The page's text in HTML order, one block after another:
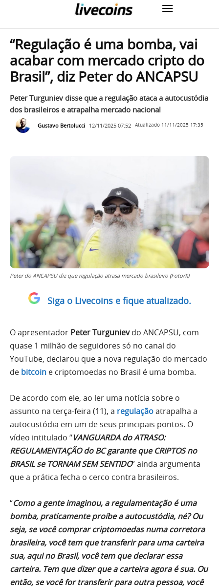
“Regulação é uma bomba, vai
acabar com mercado cripto do
Brasil”, diz Peter do ANCAPSU
Peter Turguniev disse que a regulação ataca a autocustódia
dos brasileiros e atrapalha mercado nacional
Gustavo Bertolucci 12/11/2025 07:52 Atualizado 11/11/2025 17:35
Peter do ANCAPSU diz que regulação atrasa mercado brasileiro (Foto/X)
Siga o Livecoins e fique atualizado.
O apresentador Peter Turgunievdo ANCAPSU, com
quase 1 milhão de seguidores só no canal do
YouTube, declarou que a nova regulação do mercado
de bitcoin e criptomoedas no Brasil é uma bomba.
De acordo com ele, ao ler uma notícia sobre o
assunto na terça-feira (11), a regulaçãoatrapalha a
autocustódia em um de seus principais pontos. O
vídeo intitulado “VANGUARDA do ATRASO:
REGULAMENTAÇÃO do BC garante que CRIPTOS no
BRASIL se TORNAM SEM SENTIDO” ainda argumenta
que a prática fecha o cerco contra brasileiros.
“Como a gente imaginou, a regulamentação é uma
bomba, praticamente proíbe a autocustódia, né? Ou
seja, se você comprar criptomoedas numa corretora
brasileira, você tem que transferir para uma carteira
sua, aqui no Brasil, você tem que declarar essa
carteira. Tem que dizer que a carteira agora é sua. Ou
então, se você for transferir para outra pessoa, você